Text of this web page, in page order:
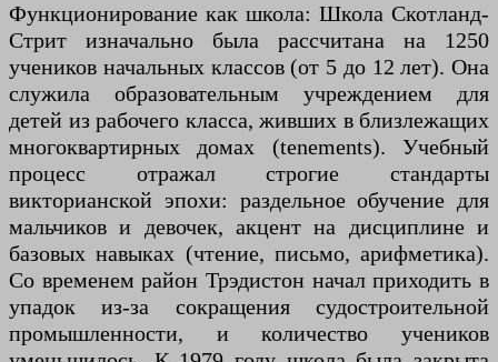
Функционирование как школа: Школа Скотланд-
Стрит изначально была рассчитана на 1250
учеников начальных классов (от 5 до 12 лет). Она
служила образовательным учреждением для
детей из рабочего класса, живших в близлежащих
многоквартирных домах (tenements). Учебный
процесс отражал строгие стандарты
викторианской эпохи: раздельное обучение для
мальчиков и девочек, акцент на дисциплине и
базовых навыках (чтение, письмо, арифметика).
Со временем район Трэдистон начал приходить в
упадок из-за сокращения судостроительной
промышленности, и количество учеников